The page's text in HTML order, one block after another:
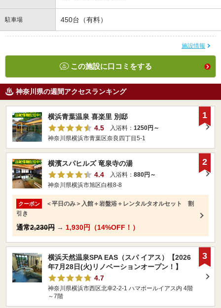
駐車場 450台（有料）
施設情報
この施設に口コミをする
神奈川県の週間アクセスランキング
横浜青葉温泉 喜楽里 別邸
4.5
入浴料： 1250円～
神奈川県横浜市青葉区奈良四丁目5-1
1
横濱スパヒルズ 竜泉寺の湯
4.4
入浴料： 880円～
神奈川県横浜市旭区白根8-8
クーポン
＜平日のみ＞入館＋岩盤浴＋レンタルタオルセット 割
引き
通常2,230円 → 1,930円（14%OFF！）
2
横浜天然温泉SPA EAS（スパ イアス）【2026
年7月28日(火)リノベーションオープン！】
4.7
神奈川県横浜市西区北幸2-2-1 ハマボールイアス内 4階
～7階
3